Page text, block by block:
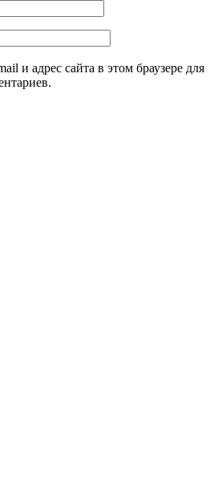
и адрес сайта в этом браузере для